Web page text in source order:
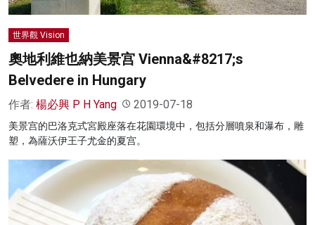
世界觀 Vision
奧地利維也納美景宫 Vienna&#8217;s
Belvedere in Hungary
作者: 楊必興 P H Yang 2019-07-18
美景宫的巴洛克式宮殿座落在花園環境中，包括分層噴泉和瀑布，雕
塑，為薩沃伊王子尤金的夏宫。